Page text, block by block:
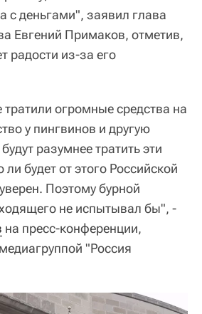
с деньгами", заявил глава
Евгений Примаков, отметив,
радости из-за его
огромные средства на
у пингвинов и другую
разумнее тратить эти
будет от этого Российской
Поэтому бурной
не испытывал бы", -
на пресс-конференции,
"Россия